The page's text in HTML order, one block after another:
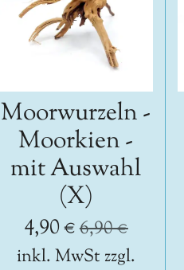
Moorwurzeln -
Moorkien -
mit Auswahl
(X)
4,90 €6,90 €
inkl. MwSt zzgl.